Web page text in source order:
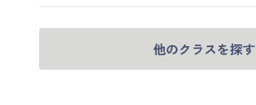
他のクラスを探す